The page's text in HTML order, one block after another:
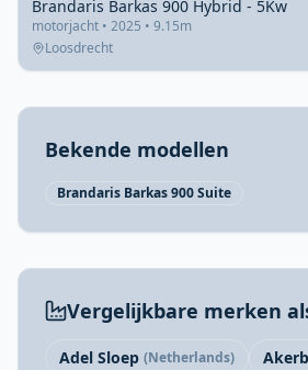
Brandaris Barkas 900 Hybrid - 5Kw
motorjacht • 2025 • 9.15m
Loosdrecht
Bekende modellen
Brandaris Barkas 900 Suite
Vergelijkbare merken
Adel Sloep (Netherlands)